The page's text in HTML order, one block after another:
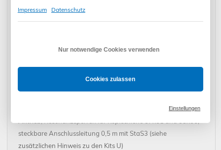
steckbare Anschlussleitung 0,5 m mit StaS3 (siehe
zusätzlichen Hinweis zu den Kits U)
Impressum
Datenschutz
Nur notwendige Cookies verwenden
Cookies zulassen
Einstellungen